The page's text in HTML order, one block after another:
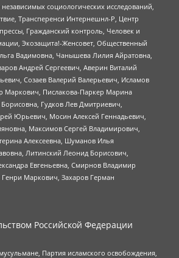
социологических исследований,
Трансперенси Интернешнл-Р, Центр
Гражданский контроль, Человек и
Экозащита!-Женсовет, Общественный
Вадимовна, Чанышева Лилия Айратовна,
Андрей Сергеевич, Аверин Виталий
Созаев Валерий Валерьевич, Исламов
Маркович, Пислакова-Паркер Марина
Гудков Лев Дмитриевич,
Юрьевич, Мосин Алексей Геннадьевич,
Максимов Сергей Владимирович,
Алексеевна, Шуманов Илья
Литинский Леонид Борисович,
Евгеньевна, Смирнов Владимир
Маркович, Захаров Герман
Российской Федерации
Партия исламского освобождения,